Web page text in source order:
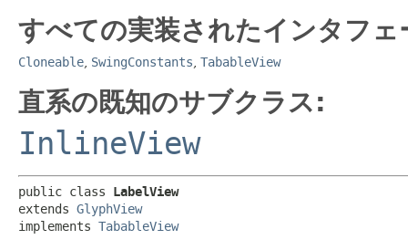
すべての実装されたインタフ
Cloneable SwingConstants TabableView
直系の既知のサブクラス:
InlineView
public class LabelView
extends GlyphView
implements TabableView